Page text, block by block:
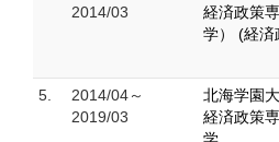
2014/03
経済政策
学） (経済
5.
2014/04～
2019/03
北海学園
経済政策